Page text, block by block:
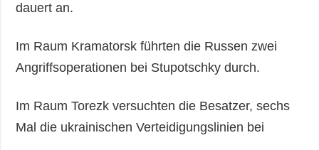
dauert an.
Im Raum Kramatorsk führten die Russen zwei
Angriffsoperationen bei Stupotschky durch.
Im Raum Torezk versuchten die Besatzer, sechs
Mal die ukrainischen Verteidigungslinien bei